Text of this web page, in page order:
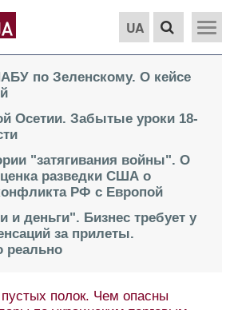
UA
по Зеленскому. О кейсе
Осетии. Забытые уроки 18-
"затягивания войны". О
разведки США о
РФ с Европой
и деньги". Бизнес требует у
за прилеты.
реально
полок. Чем опасны